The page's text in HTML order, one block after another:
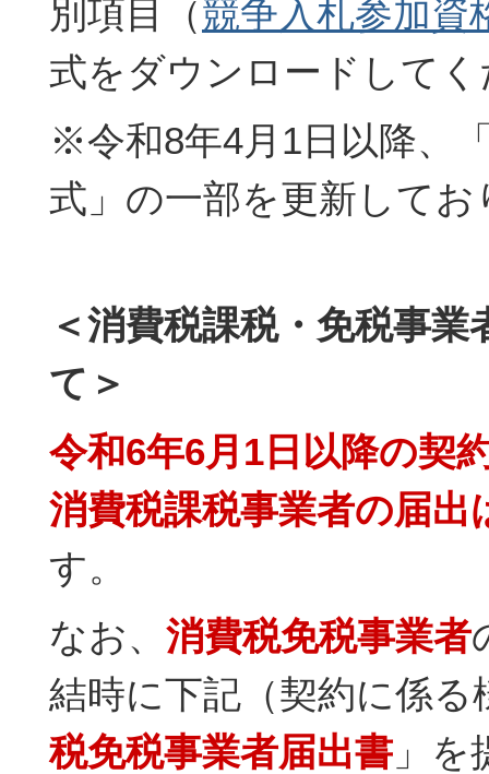
別項目（競争入札参加資
式をダウンロードして
※令和8年4月1日以降、
式」の一部を更新してお
＜消費税課税・免税事
て＞
令和6年6月1日以降の契
消費税課税事業者の届出
す。
なお、 消費税免税事業者
結時に下記（契約に係る
税免税事業者届出書 」